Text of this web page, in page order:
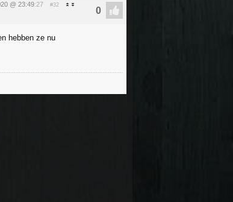
@ 23:49:27 #32
hebben ze nu